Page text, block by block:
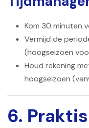
Kom 30 minuten
Vermijd de
(hoogseizoen
Houd rekening
hoogseizoen
6.